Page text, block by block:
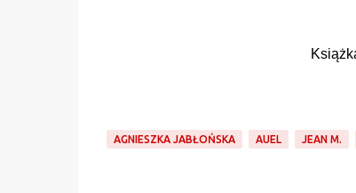
AGNIESZKA JABŁOŃSKA AUEL JEAN M.